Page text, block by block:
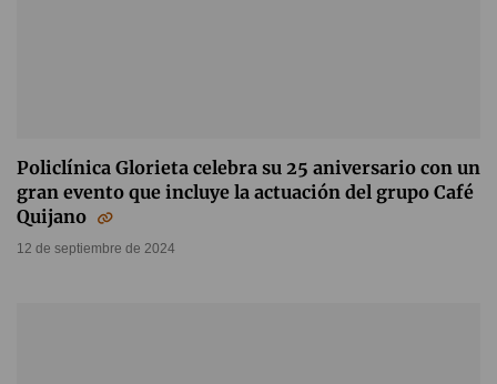
Policlínica Glorieta celebra su 25 aniversario con un
gran evento que incluye la actuación del grupo Café
Quijano
12 de septiembre de 2024